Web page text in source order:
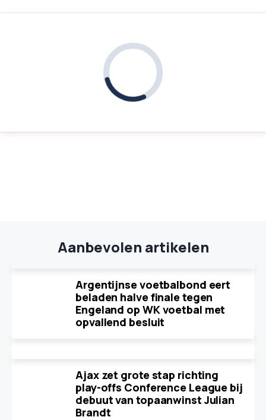
Aanbevolen artikelen
Argentijnse voetbalbond eert
beladen halve finale tegen
Engeland op WK voetbal met
opvallend besluit
Ajax zet grote stap richting
play-offs Conference League bij
debuut van topaanwinst Julian
Brandt